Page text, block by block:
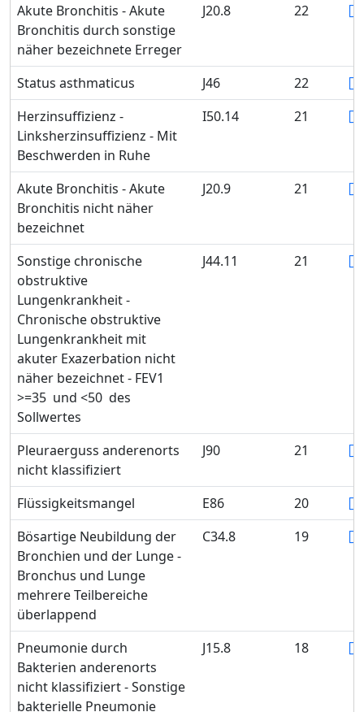
Akute Bronchitis - Akute
Bronchitis durch sonstige
näher bezeichnete Erreger
J20.8 22
Status asthmaticus J46
22
Herzinsuffizienz -
Linksherzinsuffizienz - Mit
Beschwerden in Ruhe
I50.14 21
Akute Bronchitis - Akute
Bronchitis nicht näher
bezeichnet
J20.9 21
Sonstige chronische
obstruktive
Lungenkrankheit -
Chronische obstruktive
Lungenkrankheit mit
akuter Exazerbation nicht
näher bezeichnet - FEV1
>=35 und <50 des
Sollwertes
J44.11 21
Pleuraerguss anderenorts
nicht klassifiziert
J90 21
Flüssigkeitsmangel E86
20
Bösartige Neubildung der
Bronchien und der Lunge -
Bronchus und Lunge
mehrere Teilbereiche
überlappend
C34.8 19
Pneumonie durch
Bakterien anderenorts
nicht klassifiziert - Sonstige
bakterielle Pneumonie
J15.8 18